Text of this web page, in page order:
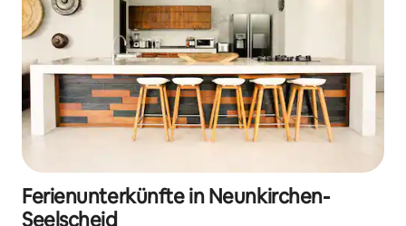
Ferienunterkünfte in Neunkirchen-
Seelscheid